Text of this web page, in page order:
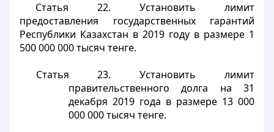
Статья 22.Установить лимит
предоставления государственных гарантий
Республики Казахстан в 2019 году в размере 1
500 000 000 тысяч тенге.
Статья 23.Установить лимит
правительственного долга на 31
декабря 2019 года в размере 13 000
000 000 тысяч тенге.